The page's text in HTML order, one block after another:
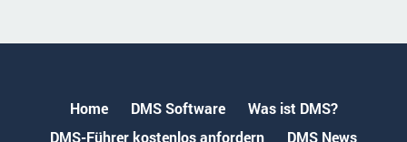
Home DMS Software
Was ist DMS?
DMS-Führer kostenlos anfordern
DMS News